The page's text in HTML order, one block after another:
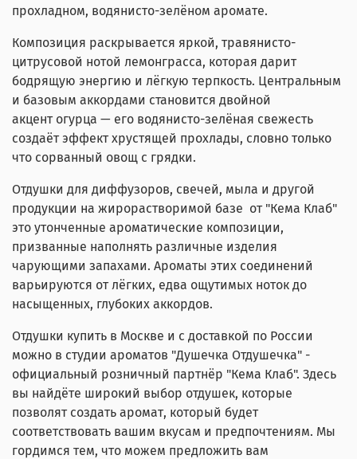
прохладном, водянисто-зелёном аромате.
Композиция раскрывается яркой, травянисто-
цитрусовой нотой лемонграсса, которая дарит
бодрящую энергию и лёгкую терпкость. Центральным
и базовым аккордами становится двойной
акцент огурца — его водянисто-зелёная свежесть
создаёт эффект хрустящей прохлады, словно только
что сорванный овощ с грядки.
Отдушки для диффузоров, свечей, мыла и другой
продукции на жирорастворимой базе от "Кема Клаб"
это утонченные ароматические композиции,
призванные наполнять различные изделия
чарующими запахами. Ароматы этих соединений
варьируются от лёгких, едва ощутимых ноток до
насыщенных, глубоких аккордов.
Отдушки купить в Москве и с доставкой по России
можно в студии ароматов "Душечка Отдушечка" -
официальный розничный партнёр "Кема Клаб". Здесь
вы найдёте широкий выбор отдушек, которые
позволят создать аромат, который будет
соответствовать вашим вкусам и предпочтениям. Мы
гордимся тем, что можем предложить вам